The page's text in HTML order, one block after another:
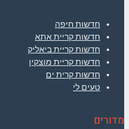
חדשות חיפה
חדשות קריית אתא
חדשות קריית ביאליק
חדשות קריית מוצקין
חדשות קרית ים
טעים לי
מדורים